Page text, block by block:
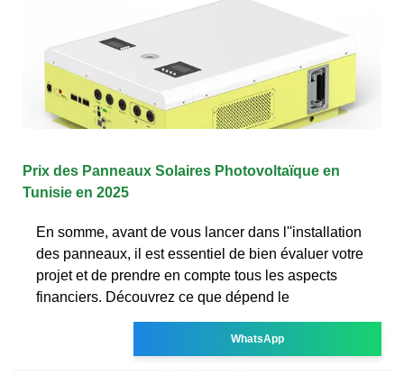
Prix des Panneaux Solaires Photovoltaïque en
Tunisie en 2025
En somme, avant de vous lancer dans l''installation
des panneaux, il est essentiel de bien évaluer votre
projet et de prendre en compte tous les aspects
financiers. Découvrez ce que dépend le
WhatsApp